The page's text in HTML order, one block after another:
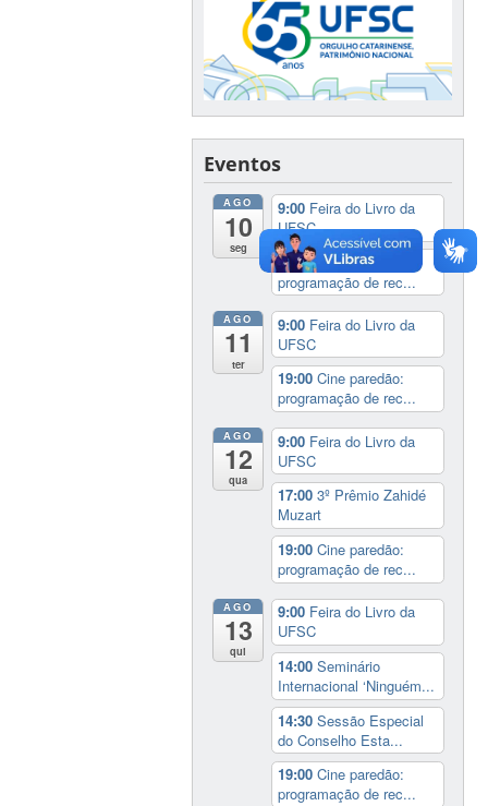
Eventos
AGO
10
seg
9:00 Feira do Livro da
UFSC
19:00 Cine paredão:
programação de rec...
AGO
11
ter
9:00 Feira do Livro da
UFSC
19:00Cine paredão:
programação de rec...
AGO
12
qua
9:00 Feira do Livro da
UFSC
17:003º Prêmio Zahidé
Muzart
19:00Cine paredão:
programação de rec...
AGO
13
qui
9:00 Feira do Livro da
UFSC
14:00Seminário
Internacional ‘Ninguém...
14:30Sessão Especial
do Conselho Esta...
19:00Cine paredão:
programação de rec...